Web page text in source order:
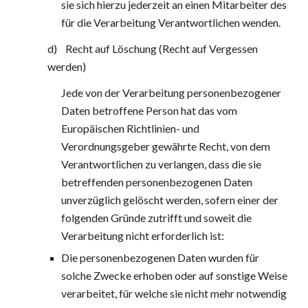
sie sich hierzu jederzeit an einen Mitarbeiter des
für die Verarbeitung Verantwortlichen wenden.
d)    Recht auf Löschung (Recht auf Vergessen
werden)
Jede von der Verarbeitung personenbezogener
Daten betroffene Person hat das vom
Europäischen Richtlinien- und
Verordnungsgeber gewährte Recht, von dem
Verantwortlichen zu verlangen, dass die sie
betreffenden personenbezogenen Daten
unverzüglich gelöscht werden, sofern einer der
folgenden Gründe zutrifft und soweit die
Verarbeitung nicht erforderlich ist:
Die personenbezogenen Daten wurden für
solche Zwecke erhoben oder auf sonstige Weise
verarbeitet, für welche sie nicht mehr notwendig